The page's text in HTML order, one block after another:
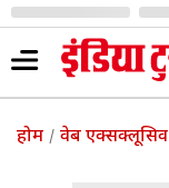
होम वेब एक्सक्लूसिव